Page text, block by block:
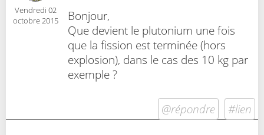
Vendredi 02
octobre 2015
Bonjour,
Que devient le plutonium une fois
que la fission est terminée (hors
explosion), dans le cas des 10 kg par
exemple ?
@répondre #lien